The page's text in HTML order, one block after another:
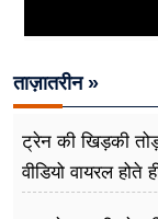
ताज़ातरीन »
ट्रेन की खिड़की
वीडियो वायरल होते